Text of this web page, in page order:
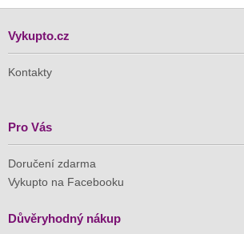
Vykupto.cz
Kontakty
Pro Vás
Doručení zdarma
Vykupto na Facebooku
Důvěryhodný nákup